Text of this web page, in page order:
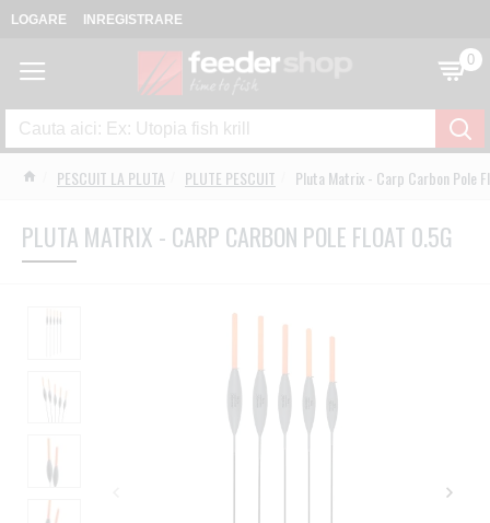
LOGARE INREGISTRARE
0
PESCUIT LA PLUTA PLUTE PESCUIT Pluta Matrix - Carp Carbon Pole
PLUTA MATRIX - CARP CARBON POLE FLOAT 0.5G